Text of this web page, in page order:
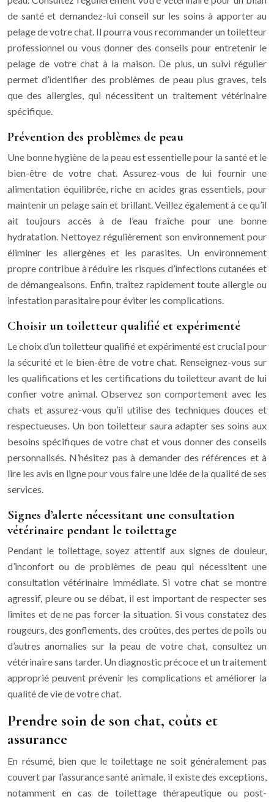
de santé et demandez-lui conseil sur les soins à apporter au
pelage de votre chat. Il pourra vous recommander un toiletteur
professionnel ou vous donner des conseils pour entretenir le
pelage de votre chat à la maison. De plus, un suivi régulier
permet d’identifier des problèmes de peau plus graves, tels
que des allergies, qui nécessitent un traitement vétérinaire
spécifique.
Prévention des problèmes de peau
Une bonne hygiène de la peau est essentielle pour la santé et le
bien-être de votre chat. Assurez-vous de lui fournir une
alimentation équilibrée, riche en acides gras essentiels, pour
maintenir un pelage sain et brillant. Veillez également à ce qu’il
ait toujours accès à de l’eau fraîche pour une bonne
hydratation. Nettoyez régulièrement son environnement pour
éliminer les allergènes et les parasites. Un environnement
propre contribue à réduire les risques d’infections cutanées et
de démangeaisons. Enfin, traitez rapidement toute allergie ou
infestation parasitaire pour éviter les complications.
Choisir un toiletteur qualifié et expérimenté
Le choix d’un toiletteur qualifié et expérimenté est crucial pour
la sécurité et le bien-être de votre chat. Renseignez-vous sur
les qualifications et les certifications du toiletteur avant de lui
confier votre animal. Observez son comportement avec les
chats et assurez-vous qu’il utilise des techniques douces et
respectueuses. Un bon toiletteur saura adapter ses soins aux
besoins spécifiques de votre chat et vous donner des conseils
personnalisés. N’hésitez pas à demander des références et à
lire les avis en ligne pour vous faire une idée de la qualité de ses
services.
Signes d’alerte nécessitant une consultation
vétérinaire pendant le toilettage
Pendant le toilettage, soyez attentif aux signes de douleur,
d’inconfort ou de problèmes de peau qui nécessitent une
consultation vétérinaire immédiate. Si votre chat se montre
agressif, pleure ou se débat, il est important de respecter ses
limites et de ne pas forcer la situation. Si vous constatez des
rougeurs, des gonflements, des croûtes, des pertes de poils ou
d’autres anomalies sur la peau de votre chat, consultez un
vétérinaire sans tarder. Un diagnostic précoce et un traitement
approprié peuvent prévenir les complications et améliorer la
qualité de vie de votre chat.
Prendre soin de son chat, coûts et
assurance
En résumé, bien que le toilettage ne soit généralement pas
couvert par l’assurance santé animale, il existe des exceptions,
notamment en cas de toilettage thérapeutique ou post-